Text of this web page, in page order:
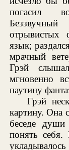
погасил
отрывистых
язык;
мрачный
Грэй
мгновенно
паутину
Грэй
картину. Она
беседе
понять себя.